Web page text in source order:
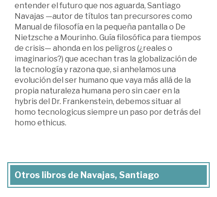
entender el futuro que nos aguarda, Santiago
Navajas —autor de títulos tan precursores como
Manual de filosofía en la pequeña pantalla o De
Nietzsche a Mourinho. Guía filosófica para tiempos
de crisis— ahonda en los peligros (¿reales o
imaginarios?) que acechan tras la globalización de
la tecnología y razona que, si anhelamos una
evolución del ser humano que vaya más allá de la
propia naturaleza humana pero sin caer en la
hybris del Dr. Frankenstein, debemos situar al
homo tecnologicus siempre un paso por detrás del
homo ethicus.
Otros libros de Navajas, Santiago